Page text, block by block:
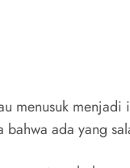
menusuk
ada yang